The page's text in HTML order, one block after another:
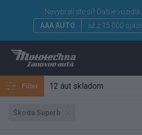
Nevybrali ste si? Ďalšie
AAA AUTO
až z 15 000
Filter 12 áut skladom
Škoda Superb